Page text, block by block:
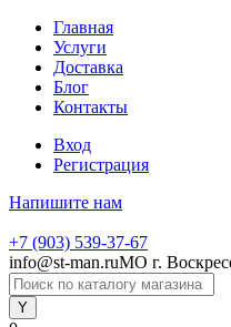
Главная
Услуги
Доставка
Блог
Контакты
Вход
Регистрация
Напишите нам
+7 (903) 539-37-67
info@st-man.ruМО г.